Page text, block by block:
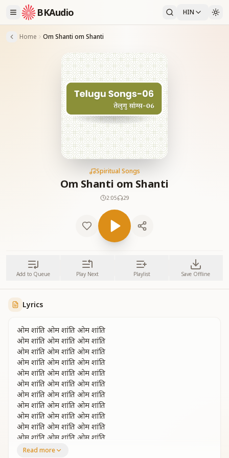
BKAudio HIN
Home Om Shanti om Shanti
Spiritual Songs
Om Shanti om Shanti
2:05 29
Add to Queue Play Next Playlist Save Offline
Lyrics
ओम शांति ओम शांति ओम शांति
ओम शांति ओम शांति ओम शांति
ओम शांति ओम शांति ओम शांति
ओम शांति ओम शांति ओम शांति
ओम शांति ओम शांति ओम शांति
ओम शांति ओम शांति ओम शांति
ओम शांति ओम शांति ओम शांति
ओम शांति ओम शांति ओम शांति
ओम शांति ओम शांति ओम शांति
ओम शांति ओम शांति ओम शांति
ओम शांति ओम शांति ओम शांति
ओम शांति ओम शांति ओम शांति
Read more